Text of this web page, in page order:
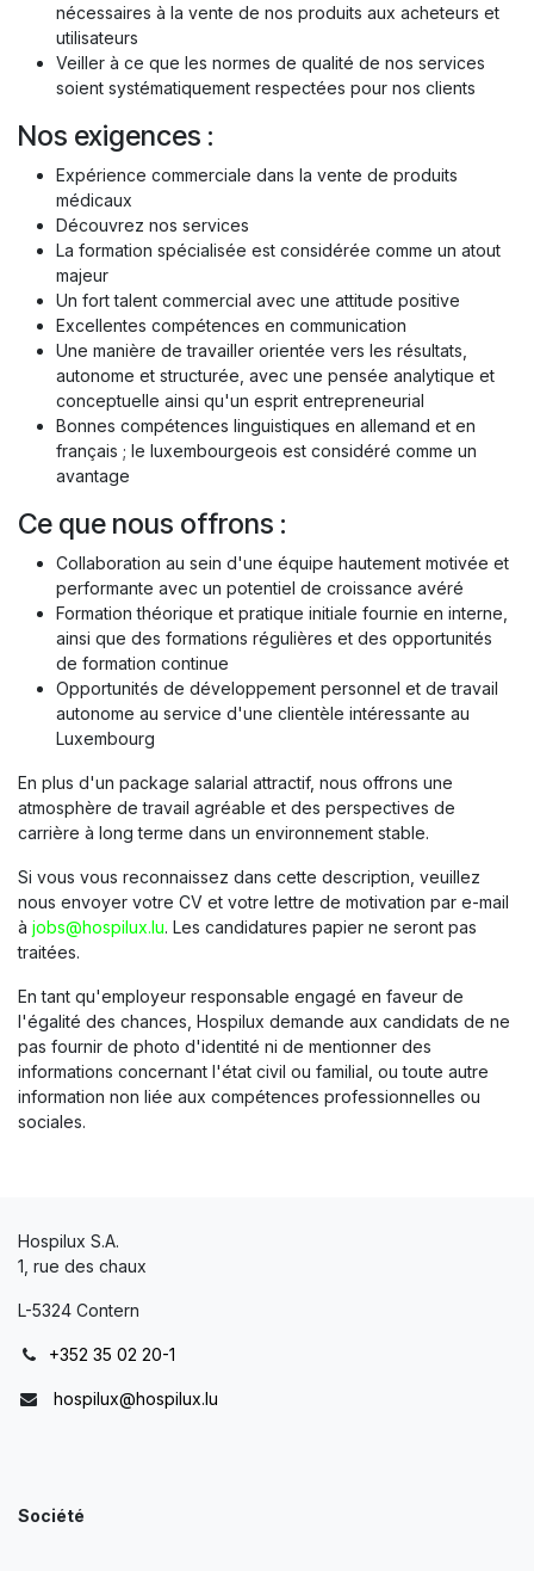
nécessaires à la vente de nos produits aux acheteurs et
utilisateurs
Veiller à ce que les normes de qualité de nos services
soient systématiquement respectées pour nos clients
Nos exigences :
Expérience commerciale dans la vente de produits
médicaux
Découvrez nos services
La formation spécialisée est considérée comme un atout
majeur
Un fort talent commercial avec une attitude positive
Excellentes compétences en communication
Une manière de travailler orientée vers les résultats,
autonome et structurée, avec une pensée analytique et
conceptuelle ainsi qu'un esprit entrepreneurial
Bonnes compétences linguistiques en allemand et en
français ; le luxembourgeois est considéré comme un
avantage
Ce que nous offrons :
Collaboration au sein d'une équipe hautement motivée et
performante avec un potentiel de croissance avéré
Formation théorique et pratique initiale fournie en interne,
ainsi que des formations régulières et des opportunités
de formation continue
Opportunités de développement personnel et de travail
autonome au service d'une clientèle intéressante au
Luxembourg
En plus d'un package salarial attractif, nous offrons une
atmosphère de travail agréable et des perspectives de
carrière à long terme dans un environnement stable.
Si vous vous reconnaissez dans cette description, veuillez
nous envoyer votre CV et votre lettre de motivation par e-mail
à jobs@hospilux.lu. Les candidatures papier ne seront pas
traitées.
En tant qu'employeur responsable engagé en faveur de
l'égalité des chances, Hospilux demande aux candidats de ne
pas fournir de photo d'identité ni de mentionner des
informations concernant l'état civil ou familial, ou toute autre
information non liée aux compétences professionnelles ou
sociales.
Hospilux S.A.
1, rue des chaux
L-5324 Contern
+352 35 02 20-1
hospilux@hospilux.lu
Société